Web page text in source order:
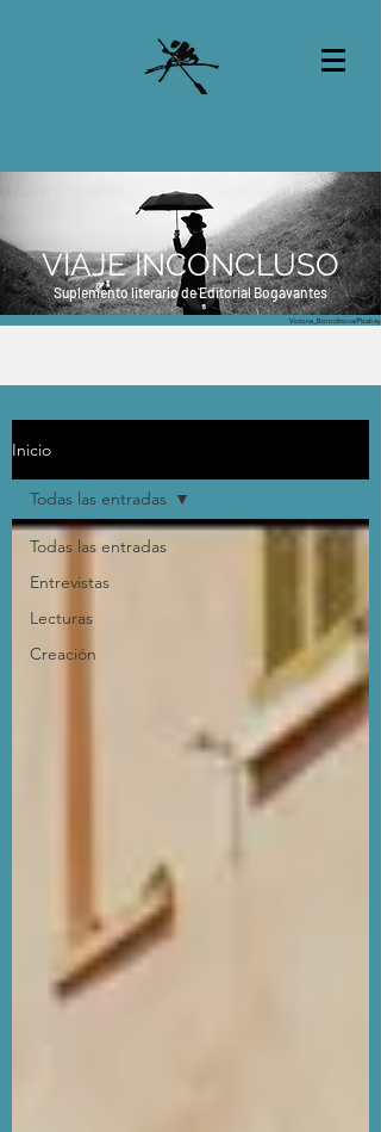
VIAJE INCONCLUSO
Suplemento literario de Editorial Bogavantes
Victoria_Borodinova/Pixabay
Inicio
Todas las entradas
Entrevistas
Lecturas
Creación
Todas las entradas